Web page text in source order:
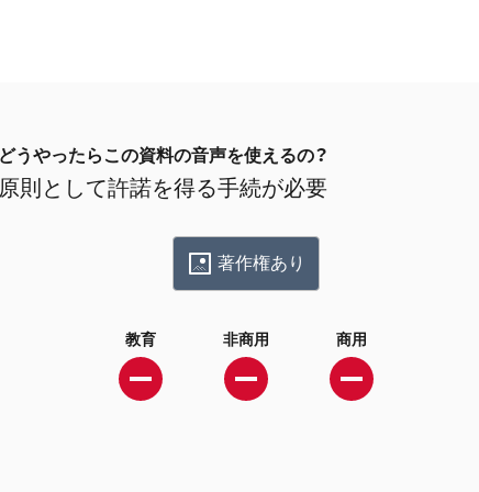
どうやったらこの資料の音声を使えるの？
原則として許諾を得る手続が必要
著作権あり
教育 非商用 商用